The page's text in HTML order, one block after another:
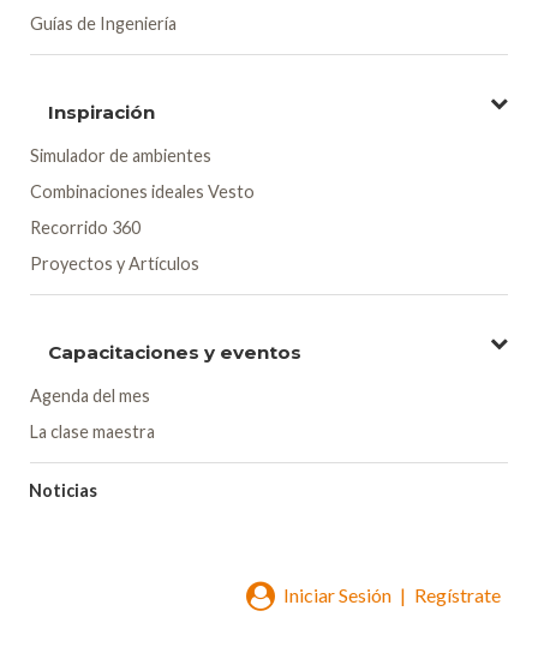
Guías de Ingeniería
Inspiración
Simulador de ambientes
Combinaciones ideales Vesto
Recorrido 360
Proyectos y Artículos
Capacitaciones y eventos
Agenda del mes
La clase maestra
Noticias
Iniciar Sesión | Regístrate